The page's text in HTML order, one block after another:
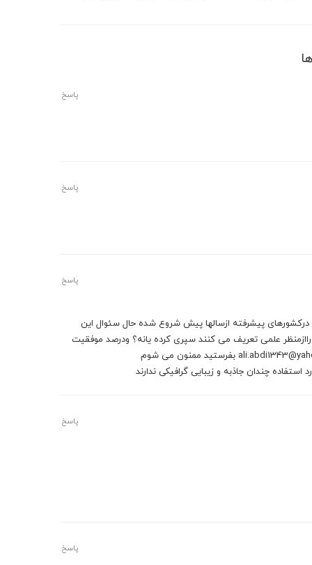
پاسخ
پاسخ
درکشورهای پیشرفته ازسالها پیش شروع شده حال سئوال این
علمی تعریف می کنند سپری کرده یانه؟ ودرصد موفقیت
چندان جاذبه و زیبایی گرافیکی ندارند
پاسخ
پاسخ
پاسخ